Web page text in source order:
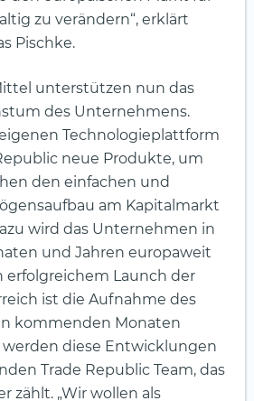
zu verändern“, erklärt
Pischke.
unterstützen nun das
des Unternehmens.
Technologieplattform
neue Produkte, um
den einfachen und
am Kapitalmarkt
wird das Unternehmen in
und Jahren europaweit
erfolgreichem Launch der
ist die Aufnahme des
kommenden Monaten
diese Entwicklungen
Trade Republic Team, das
zählt. „Wir wollen als